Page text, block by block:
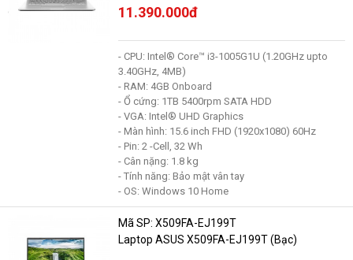
11.390.000đ
- CPU: Intel® Core™ i3-1005G1U (1.20GHz upto
3.40GHz, 4MB)
- RAM: 4GB Onboard
- Ổ cứng: 1TB 5400rpm SATA HDD
- VGA: Intel® UHD Graphics
- Màn hình: 15.6 inch FHD (1920x1080) 60Hz
- Pin: 2 -Cell, 32 Wh
- Cân nặng: 1.8 kg
- Tính năng: Bảo mật vân tay
- OS: Windows 10 Home
Mã SP: X509FA-EJ199T
Laptop ASUS X509FA-EJ199T (Bạc)